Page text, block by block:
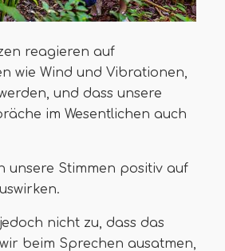
reagieren auf
wie Wind und Vibrationen,
und dass unsere
im Wesentlichen auch
unsere Stimmen positiv auf
nicht zu, dass das
beim Sprechen ausatmen,